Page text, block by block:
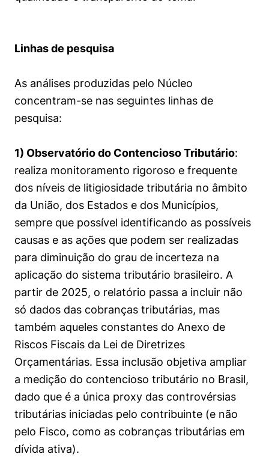
Linhas de pesquisa
As análises produzidas pelo Núcleo
concentram-se nas seguintes linhas de
pesquisa:
1) Observatório do Contencioso Tributário:
realiza monitoramento rigoroso e frequente
dos níveis de litigiosidade tributária no âmbito
da União, dos Estados e dos Municípios,
sempre que possível identificando as possíveis
causas e as ações que podem ser realizadas
para diminuição do grau de incerteza na
aplicação do sistema tributário brasileiro. A
partir de 2025, o relatório passa a incluir não
só dados das cobranças tributárias, mas
também aqueles constantes do Anexo de
Riscos Fiscais da Lei de Diretrizes
Orçamentárias. Essa inclusão objetiva ampliar
a medição do contencioso tributário no Brasil,
dado que é a única proxy das controvérsias
tributárias iniciadas pelo contribuinte (e não
pelo Fisco, como as cobranças tributárias em
dívida ativa).